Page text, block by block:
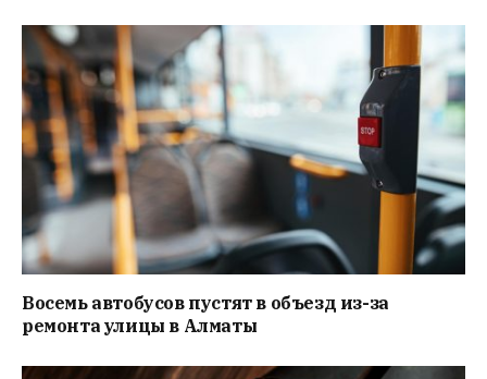
Восемь автобусов пустят в объезд из-за
ремонта улицы в Алматы